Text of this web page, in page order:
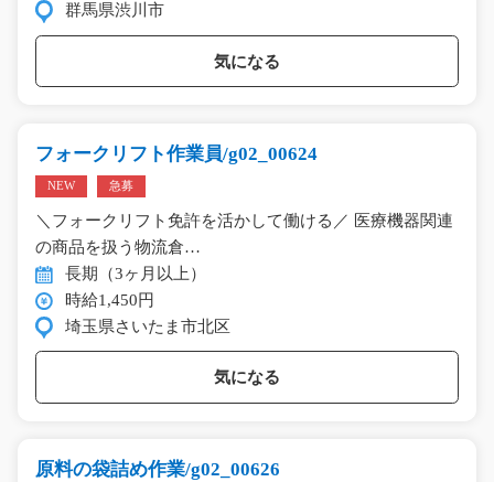
群馬県渋川市
気になる
フォークリフト作業員/g02_00624
NEW 急募
＼フォークリフト免許を活かして働ける／ 医療機器関連
の商品を扱う物流倉…
長期（3ヶ月以上）
時給1,450円
埼玉県さいたま市北区
気になる
原料の袋詰め作業/g02_00626